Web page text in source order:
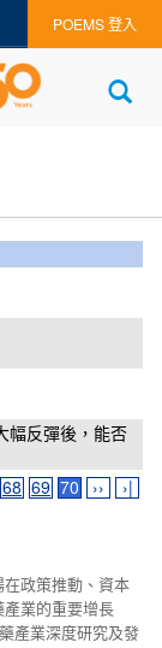
POEMS 登入
幅反彈後，能否
68 69 70 ›› ›|
政策推動、資本
業的重要增長
產業深度研究及發